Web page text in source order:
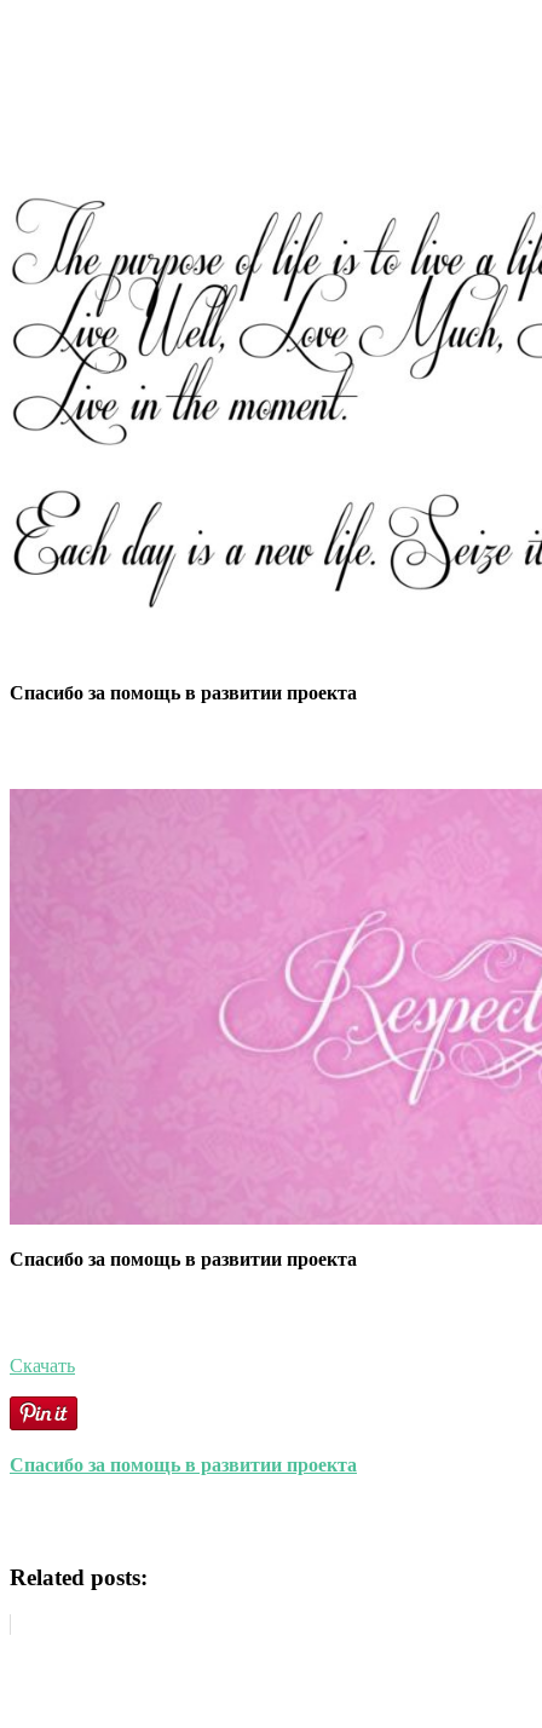
Спасибо за помощь в развитии проекта
Спасибо за помощь в развитии проекта
Скачать
Спасибо за помощь в развитии проекта
Related posts: